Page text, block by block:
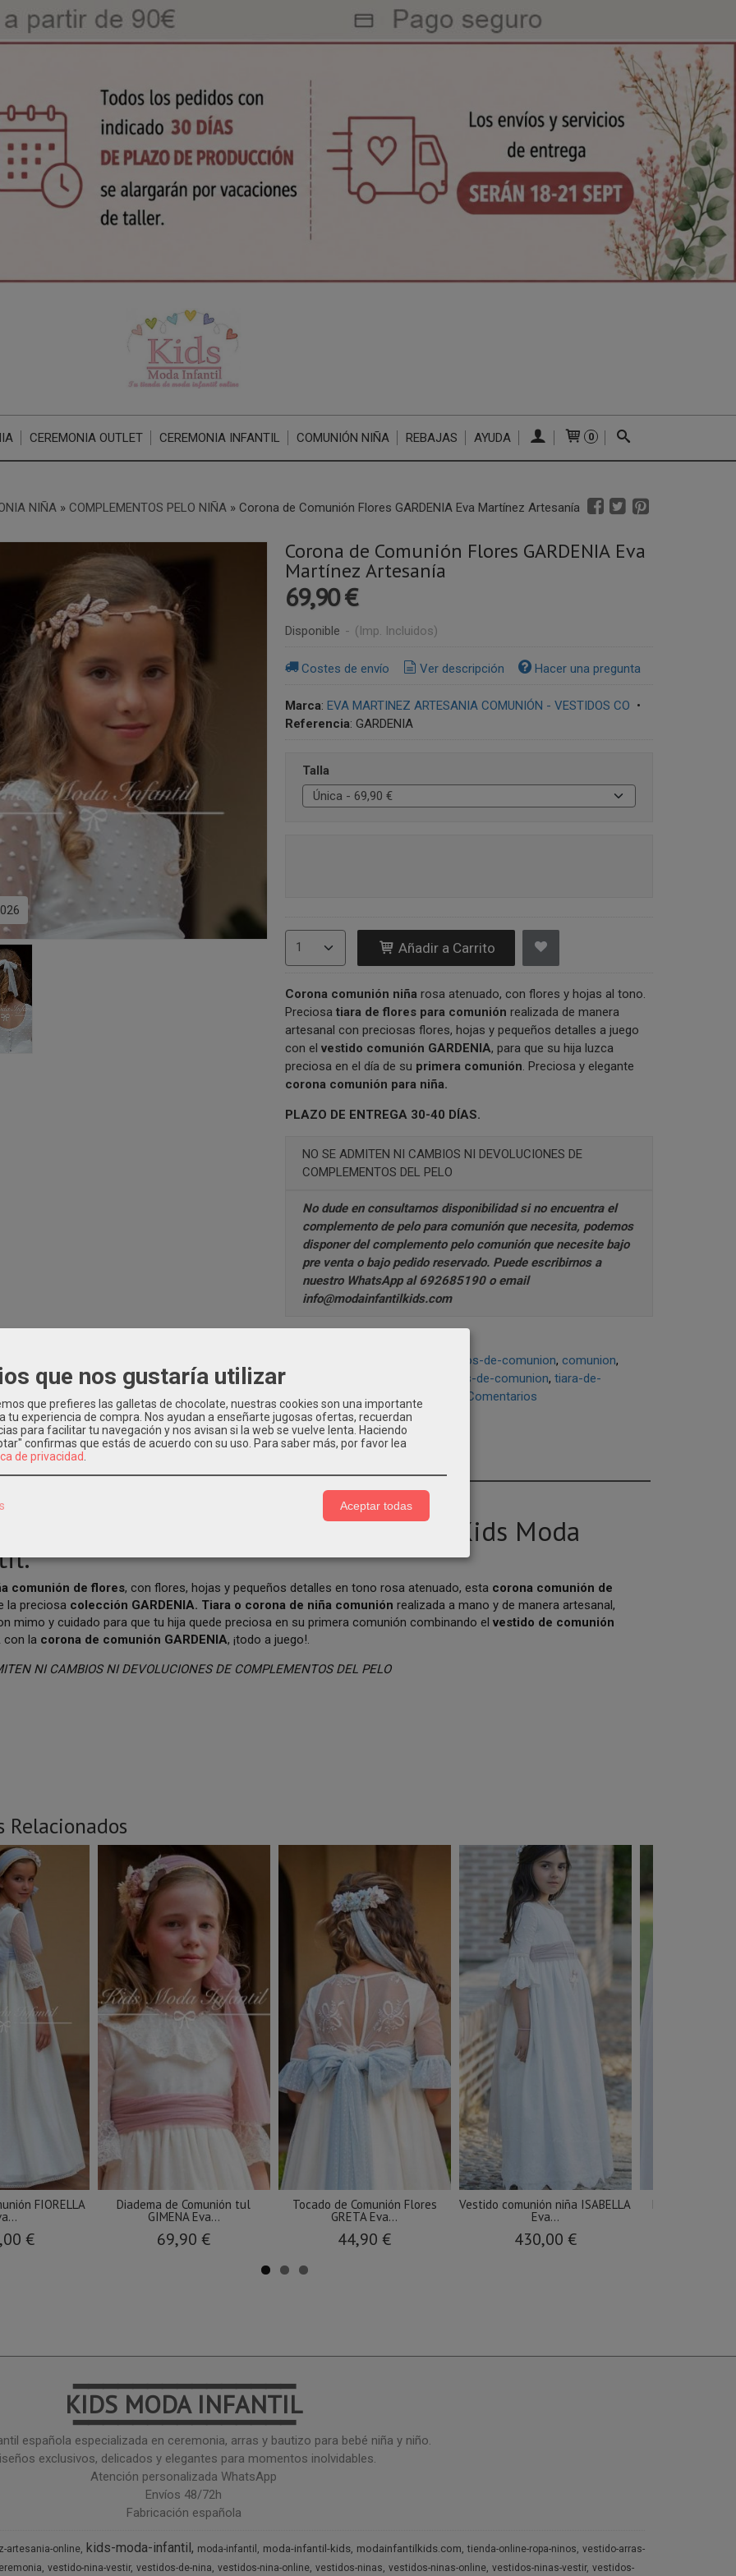
CEREMONIA OUTLET CEREMONIA INFANTIL COMUNIÓN NIÑA REBAJAS AYUDA 0
NIÑA» COMPLEMENTOS PELO NIÑA» Corona de Comunión Flores GARDENIA Eva Martínez Artesanía
Corona de Comunión Flores GARDENIA Eva
Martínez Artesanía
69,90 €
Disponible - (Imp. Incluidos)
Costes de envío Ver descripción Hacer una pregunta
Marca: EVA MARTINEZ ARTESANIA COMUNIÓN - VESTIDOS CO •
Referencia: GARDENIA
Talla
Añadir a Carrito
Corona comunión niñarosa atenuado, con flores y hojas al tono.
Preciosa tiara de flores para comunión realizada de manera
artesanal con preciosas flores, hojas y pequeños detalles a juego
con el vestido comunión GARDENIA, para que su hija luzca
preciosa en el día de su primera comunión. Preciosa y elegante
corona comunión para niña.
PLAZO DE ENTREGA 30-40 DÍAS.
NO SE ADMITEN NI CAMBIOS NI DEVOLUCIONES DE
COMPLEMENTOS DEL PELO
No dude en consultarnos disponibilidad si no encuentra el
complemento de pelo para comunión que necesita, podemos
disponer del complemento pelo comunión que necesite bajo
pre venta o bajo pedido reservado. Puede escribirnos a
nuestro WhatsApp al 692685190o email
info@modainfantilkids.com
vestidos-de-comunion comunion
complementos-pelo-comunion coronas tocados tocados-de-comunion tiara-de-
de-comunion-eva-martinez-artesania gardenia vestido-de-comunion-gardenia Comentarios
COSTES DE ENVÍO
pelo de comunión online en Kids Moda
comunión de flores, con flores, hojas y pequeños detalles en tono rosa atenuado, esta corona comunión de
la preciosa colección GARDENIA. Tiara o corona de niña comuniónrealizada a mano y de manera artesanal,
mimo y cuidado para que tu hija quede preciosa en su primera comunión combinando elvestido de comunión
con la corona de comunión GARDENIA, ¡todo a juego!.
NI CAMBIOS NI DEVOLUCIONES DE COMPLEMENTOS DEL PELO
Relacionados
FIORELLA
€
Diadema de Comunión tul
GIMENA Eva...
69,90 €
Tocado de Comunión Flores
GRETA Eva...
44,90 €
Vestido comunión niña ISABELLA
Eva...
430,00 €
━━━━━━━━━━━━━━━
KIDS MODA INFANTIL
━━━━━━━━━━━━━━━
española especializada en ceremonia, arras y bautizo para bebé niña y niño.
exclusivos, delicados y elegantes para momentos inolvidables.
Atención personalizada WhatsApp
Envíos 48/72h
Fabricación española
artesania-online kids-moda-infantil moda-infantil moda-infantil-kids modainfantilkids.com tienda-online-ropa-ninos vestido-arras-
vestido-nina-vestir vestidos-de-nina vestidos-nina-online vestidos-ninas vestidos-ninas-online vestidos-ninas-vestir vestidos-
que nos gustaría utilizar
que prefieres las galletas de chocolate, nuestras cookies son una importante
tu experiencia de compra. Nos ayudan a enseñarte jugosas ofertas, recuerdan
para facilitar tu navegación y nos avisan si la web se vuelve lenta. Haciendo
confirmas que estás de acuerdo con su uso. Para saber más, por favor lea
de privacidad.
Aceptar todas